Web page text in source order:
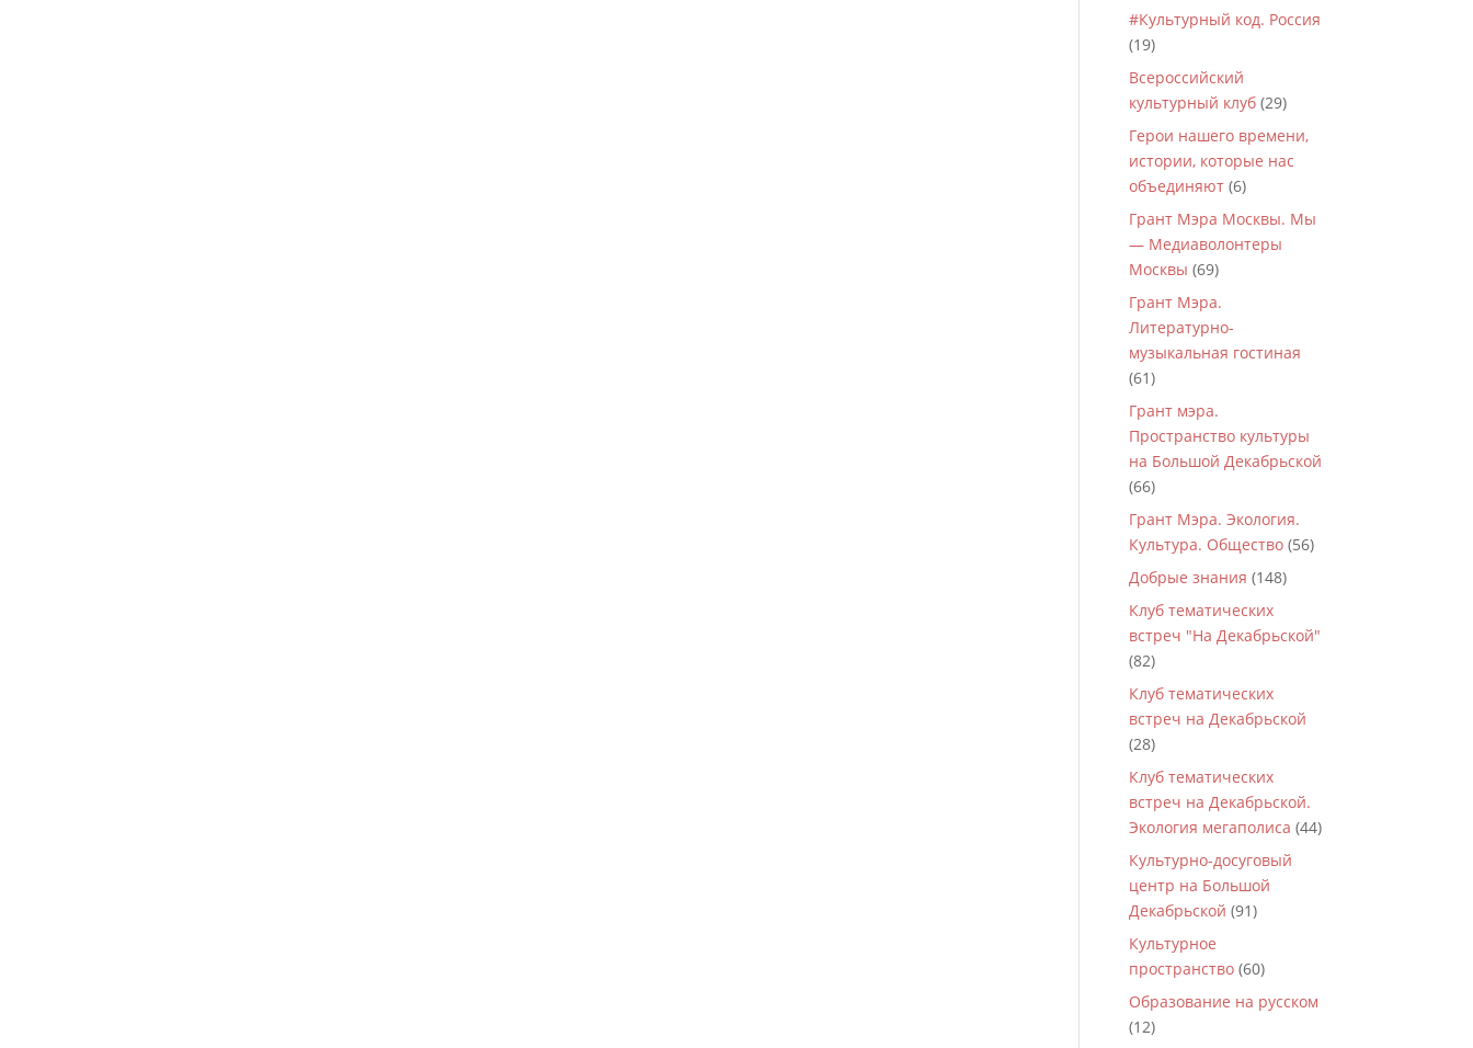
#Культурный код. Россия
(19)
Всероссийский
культурный клуб (29)
Герои нашего времени,
истории, которые нас
объединяют (6)
Грант Мэра Москвы. Мы
— Медиаволонтеры
Москвы (69)
Грант Мэра.
Литературно-
музыкальная гостиная
(61)
Грант мэра.
Пространство культуры
на Большой Декабрьской
(66)
Грант Мэра. Экология.
Культура. Общество (56)
Добрые знания (148)
Клуб тематических
встреч "На Декабрьской"
(82)
Клуб тематических
встреч на Декабрьской
(28)
Клуб тематических
встреч на Декабрьской.
Экология мегаполиса (44)
Культурно-досуговый
центр на Большой
Декабрьской (91)
Культурное
пространство (60)
Образование на русском
(12)